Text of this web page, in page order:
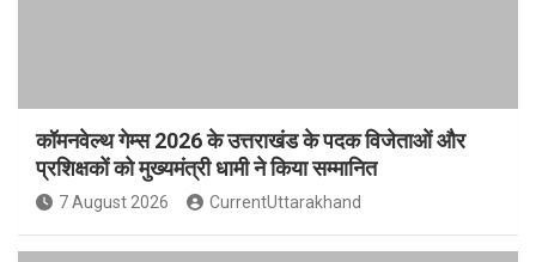
कॉमनवेल्थ गेम्स 2026 के उत्तराखंड के पदक विजेताओं और
प्रशिक्षकों को मुख्यमंत्री धामी ने किया सम्मानित
7 August 2026 CurrentUttarakhand